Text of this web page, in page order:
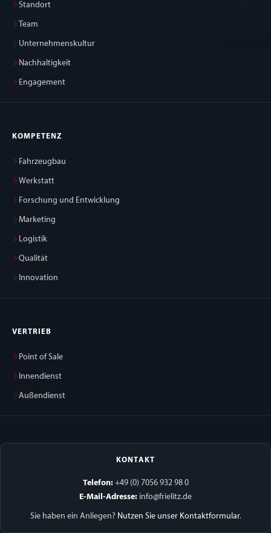
Standort
Team
Unternehmenskultur
Nachhaltigkeit
Engagement
KOMPETENZ
Fahrzeugbau
Werkstatt
Forschung und Entwicklung
Marketing
Logistik
Qualität
Innovation
VERTRIEB
Point of Sale
Innendienst
Außendienst
KONTAKT
Telefon:+49 (0) 7056 932 98 0
E-Mail-Adresse: info@frielitz.de
Sie haben ein Anliegen? Nutzen Sie unser Kontaktformular.